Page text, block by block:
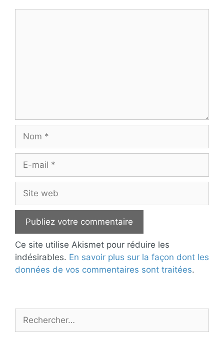
mail
web
Ce site utilise Akismet pour réduire les
indésirables. En savoir plus sur la façon dont les
données de vos commentaires sont traitées.
Rechercher :